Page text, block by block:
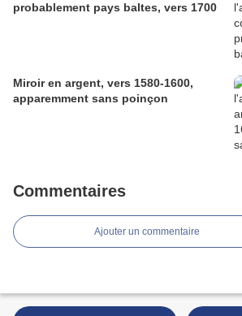
probablement pays baltes, vers 1700
Miroir en argent, vers 1580-1600,
apparemment sans poinçon
Commentaires
Ajouter un commentaire